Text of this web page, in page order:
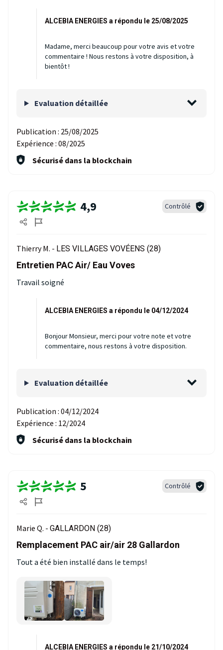
ALCEBIA ENERGIES a répondu le 25/08/2025
Madame, merci beaucoup pour votre avis et votre
commentaire ! Nous restons à votre disposition, à
bientôt !
Evaluation détaillée
Publication : 25/08/2025
Expérience : 08/2025
Sécurisé dans la blockchain
4,9 Contrôlé
Thierry M. - LES VILLAGES VOVÉENS (28)
Entretien PAC Air/ Eau Voves
Travail soigné
ALCEBIA ENERGIES a répondu le 04/12/2024
Bonjour Monsieur, merci pour votre note et votre
commentaire, nous restons à votre disposition.
Evaluation détaillée
Publication : 04/12/2024
Expérience : 12/2024
Sécurisé dans la blockchain
5 Contrôlé
Marie Q. - GALLARDON (28)
Remplacement PAC air/air 28 Gallardon
Tout a été bien installé dans le temps!
ALCEBIA ENERGIES a répondu le 21/10/2024